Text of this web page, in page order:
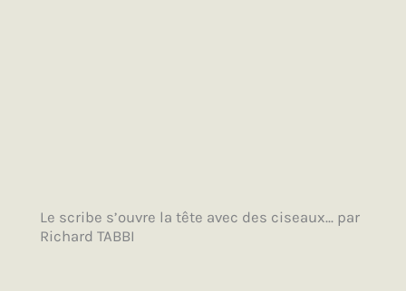
Le scribe s’ouvre la tête avec des ciseaux... par
Richard TABBI